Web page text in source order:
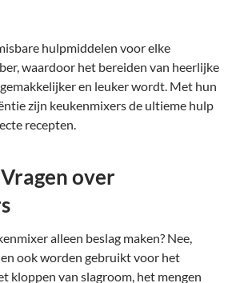
hulpmiddelen voor elke
waardoor het bereiden van heerlijke
en leuker wordt. Met hun
zijn keukenmixers de ultieme hulp
recepten.
over
alleen beslag maken? Nee,
ook worden gebruikt voor het
kloppen van slagroom, het mengen